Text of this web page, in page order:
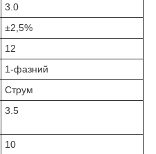
3.0
±2,5%
12
1-фазний
Струм
3.5
10